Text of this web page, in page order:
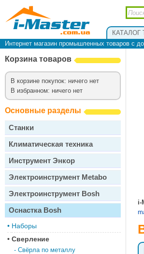
КАТАЛОГ
Интернет магазин промышленных товаров с
Корзина товаров
В корзине покупок: ничего нет
В избранном: ничего нет
Основные разделы
Станки
Климатическая техника
Инструмент Энкор
Электроинструмент Metabo
Электроинструмент Bosh
Оснастка Bosh
• Наборы
• Сверление
- Свёрла по металлу
i-